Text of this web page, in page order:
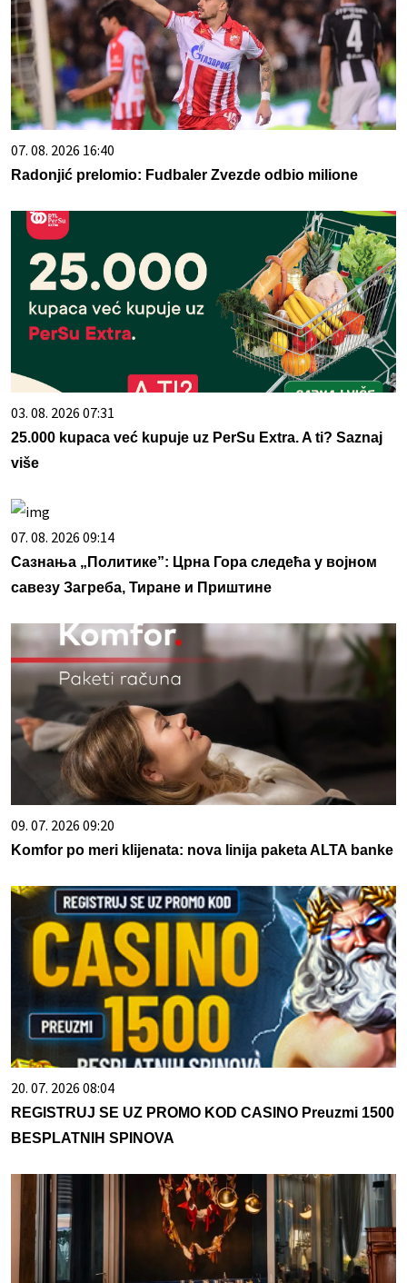
07. 08. 2026 16:40
Radonjić prelomio: Fudbaler Zvezde odbio milione
03. 08. 2026 07:31
25.000 kupaca već kupuje uz PerSu Extra. A ti? Saznaj
više
07. 08. 2026 09:14
Сазнања „Политике”: Црна Гора следећа у војном
савезу Загреба, Тиране и Приштине
09. 07. 2026 09:20
Komfor po meri klijenata: nova linija paketa ALTA banke
20. 07. 2026 08:04
REGISTRUJ SE UZ PROMO KOD CASINO Preuzmi 1500
BESPLATNIH SPINOVA